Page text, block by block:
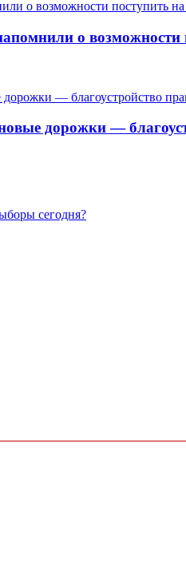
о возможности
дорожки —
сегодня?